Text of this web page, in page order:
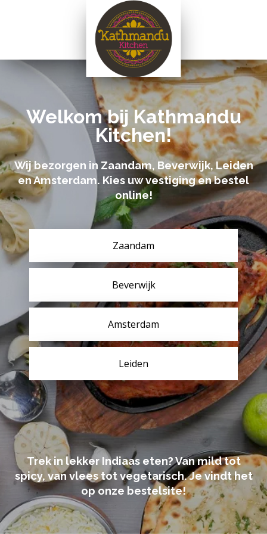
Welkom bij Kathmandu
Kitchen!
Wij bezorgen in Zaandam, Beverwijk, Leiden
en Amsterdam. Kies uw vestiging en bestel
online!
Zaandam
Beverwijk
Amsterdam
Leiden
Trek in lekker Indiaas eten? Van mild tot
spicy, van vlees tot vegetarisch. Je vindt het
op onze bestelsite!